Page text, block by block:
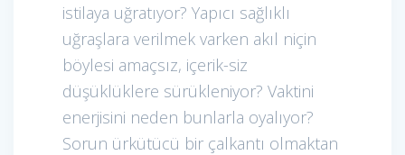
istilaya uğratıyor? Yapıcı sağlıklı
uğraşlara verilmek varken akıl niçin
böylesi amaçsız, içerik-siz
düşüklüklere sürükleniyor? Vaktini
enerjisini neden bunlarla oyalıyor?
Sorun ürkütücü bir çalkantı olmaktan